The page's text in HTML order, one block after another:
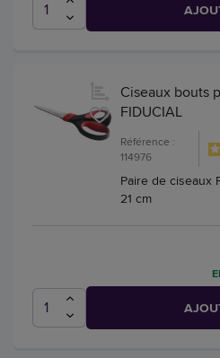
Ciseaux bouts
FIDUCIAL
Référence :
114976
Paire de ciseaux
21 cm